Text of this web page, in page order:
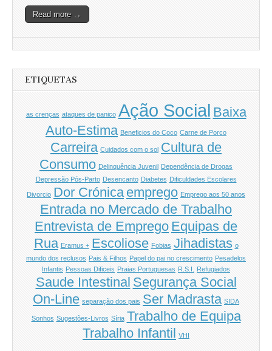
Read more →
ETIQUETAS
as crenças ataques de panico Ação Social Baixa
Auto-Estima Beneficios do Coco Carne de Porco
Carreira Cuidados com o sol Cultura de
Consumo Delinquência Juvenil Dependência de Drogas
Depressão Pós-Parto Desencanto Diabetes Dificuldades Escolares
Divorcio Dor Crónica emprego Emprego aos 50 anos
Entrada no Mercado de Trabalho
Entrevista de Emprego Equipas de
Rua Eramus + Escoliose Fobias Jihadistas o
mundo dos reclusos Pais & Filhos Papel do pai no crescimento Pesadelos
Infantis Pessoas Dificeis Praias Portuguesas R.S.I. Refugiados
Saude Intestinal Segurança Social
On-Line separação dos pais Ser Madrasta SIDA
Sonhos Sugestões-Livros Síria Trabalho de Equipa
Trabalho Infantil VHI